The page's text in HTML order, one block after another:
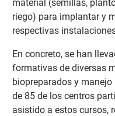
material (semillas,
riego) para implantar y
respectivas
En concreto, se han
formativas de diversas
biopreparados y
de 85 de los centros
asistido a estos cursos,